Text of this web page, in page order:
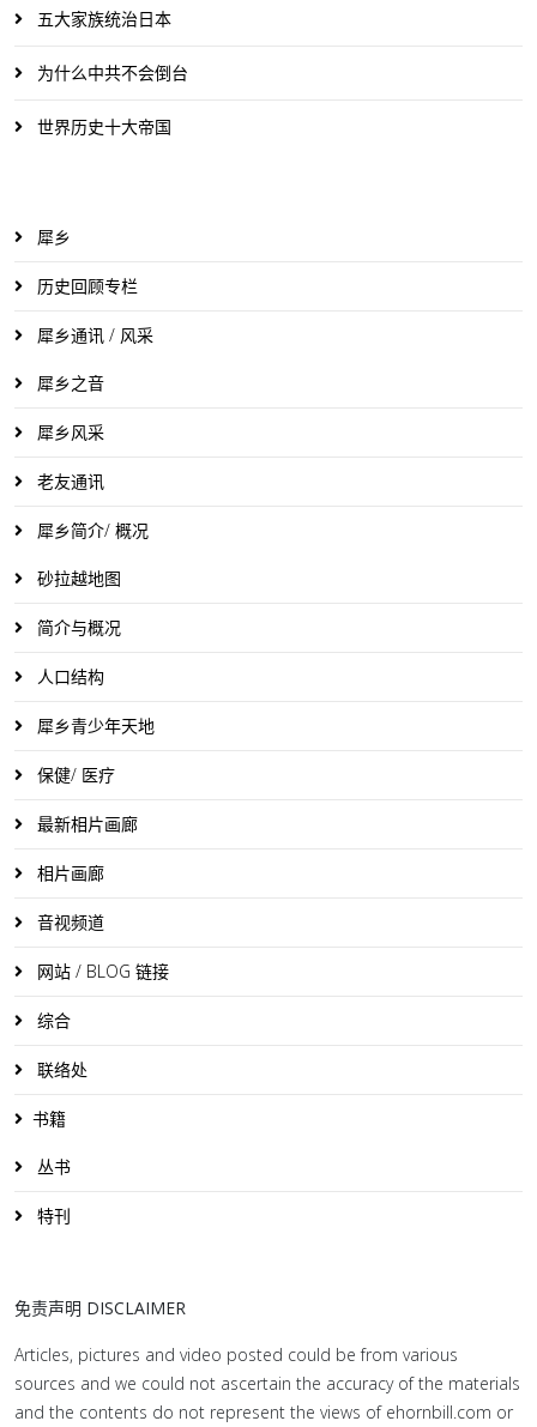
五大家族统治日本
为什么中共不会倒台
世界历史十大帝国
犀乡
历史回顾专栏
犀乡通讯 / 风采
犀乡之音
犀乡风采
老友通讯
犀乡简介/ 概况
砂拉越地图
简介与概况
人口结构
犀乡青少年天地
保健/ 医疗
最新相片画廊
相片画廊
音视频道
网站 / BLOG 链接
综合
联络处
书籍
丛书
特刊
免责声明 DISCLAIMER
Articles, pictures and video posted could be from various
sources and we could not ascertain the accuracy of the materials
and the contents do not represent the views of ehornbill.com or